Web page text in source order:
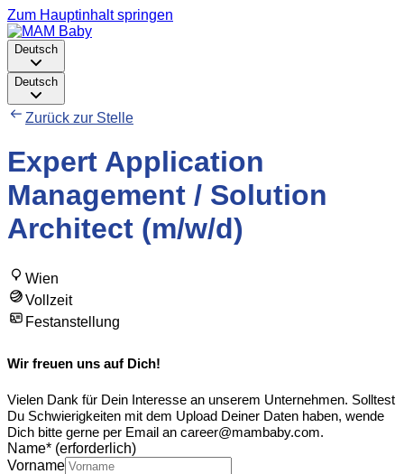
Zum Hauptinhalt springen
Deutsch
Deutsch
Zurück zur Stelle
Expert Application
Management / Solution
Architect (m/w/d)
Wien
Vollzeit
Festanstellung
Wir freuen uns auf Dich!
Vielen Dank für Dein Interesse an unserem Unternehmen. Solltest
Du Schwierigkeiten mit dem Upload Deiner Daten haben, wende
Dich bitte gerne per Email an career@mambaby.com.
Name* (erforderlich)
Vorname